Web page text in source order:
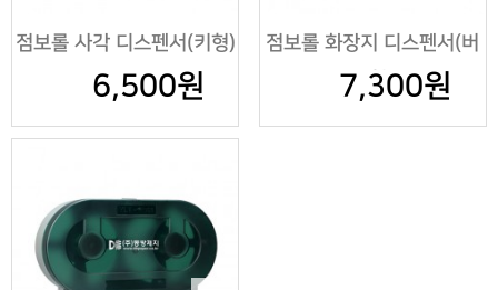
점보롤 사각 디스펜서(키형)
6,500원
점보롤 화장지 디스펜서(버
튼형)
7,300원